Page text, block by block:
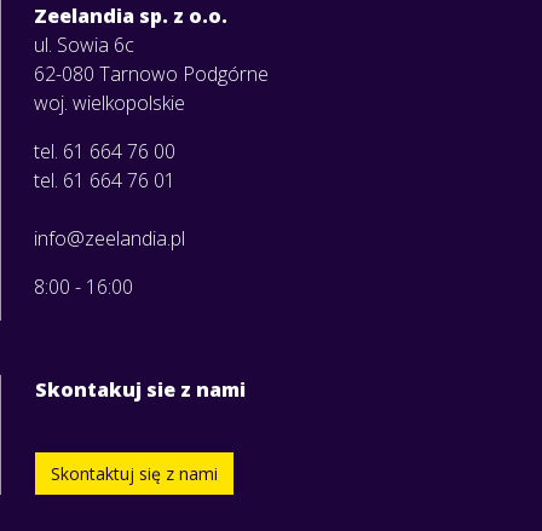
Zeelandia sp. z o.o.
ul. Sowia 6c
62-080 Tarnowo Podgórne
woj. wielkopolskie
tel. 61 664 76 00
tel. 61 664 76 01
info@zeelandia.pl
8:00 - 16:00
Skontakuj sie z nami
Skontaktuj się z nami